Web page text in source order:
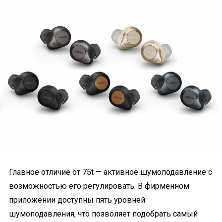
Главное отличие от 75t — активное шумоподавление с
возможностью его регулировать. В фирменном
приложении доступны пять уровней
шумоподавления, что позволяет подобрать самый